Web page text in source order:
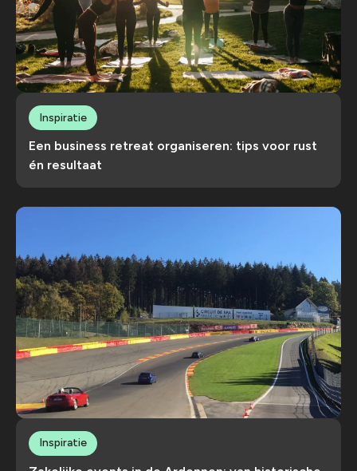
Een business retreat organiseren: tips voor rust
én resultaat
Inspiratie
Inspiratie